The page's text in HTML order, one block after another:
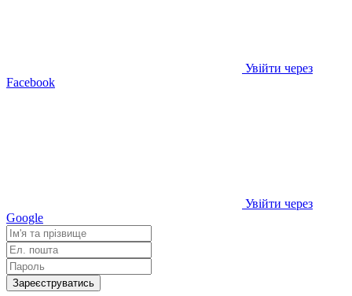
Увійти через
Facebook
Увійти через
Google
Зареєструватись